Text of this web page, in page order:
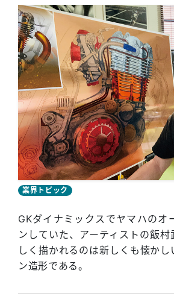
業界トピック
GKダイナミックスでヤマハのオ
ンしていた、アーティストの飯
しく描かれるのは新しくも懐か
ン造形である。